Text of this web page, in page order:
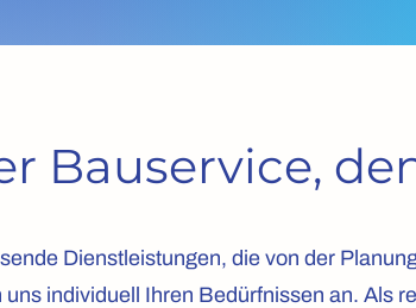
Bauservice,
Dienstleistungen, die von der
individuell Ihren Bedürfnissen an. Als